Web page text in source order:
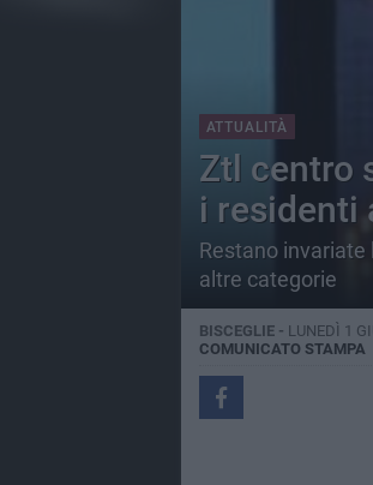
ATTUALITÀ
Ztl centro
i residenti
Restano
altre categorie
BISCEGLIE - LUNEDÌ 1
COMUNICATO STAMPA